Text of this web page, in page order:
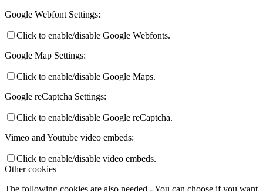
Google Webfont Settings:
Click to enable/disable Google Webfonts.
Google Map Settings:
Click to enable/disable Google Maps.
Google reCaptcha Settings:
Click to enable/disable Google reCaptcha.
Vimeo and Youtube video embeds:
Click to enable/disable video embeds.
Other cookies
The following cookies are also needed - You can choose if you want